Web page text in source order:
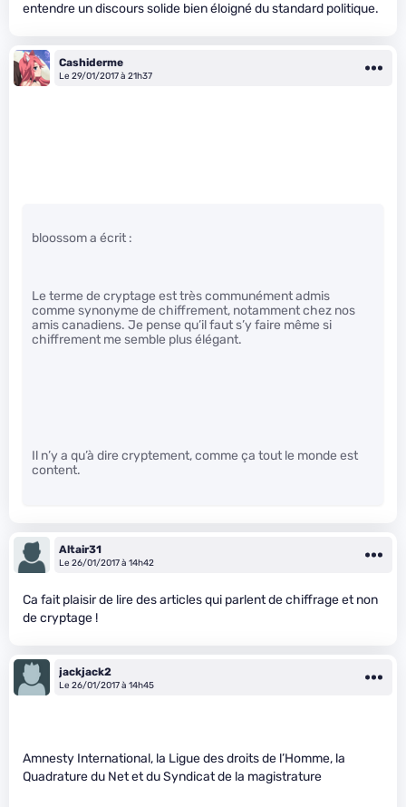
entendre un discours solide bien éloigné du standard politique.
Cashiderme
Le 29/01/2017 à 21h37
bloossom a écrit :
Le terme de cryptage est très communément admis
comme synonyme de chiffrement, notamment chez nos
amis canadiens. Je pense qu’il faut s’y faire même si
chiffrement me semble plus élégant.
Il n’y a qu’à dire cryptement, comme ça tout le monde est
content.
Altair31
Le 26/01/2017 à 14h42
Ca fait plaisir de lire des articles qui parlent de chiffrage et non
de cryptage !
jackjack2
Le 26/01/2017 à 14h45
Amnesty International, la Ligue des droits de l’Homme, la
Quadrature du Net et du Syndicat de la magistrature